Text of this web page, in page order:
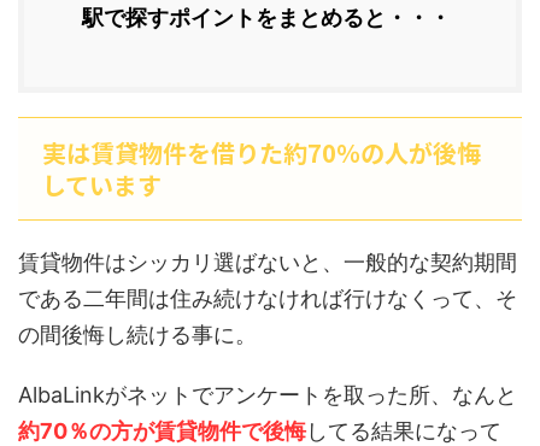
駅で探すポイントをまとめると・・・
実は賃貸物件を借りた約70％の人が後悔
しています
賃貸物件はシッカリ選ばないと、一般的な契約期間
である二年間は住み続けなければ行けなくって、そ
の間後悔し続ける事に。
AlbaLinkがネットでアンケートを取った所、なんと
約70％の方が賃貸物件で後悔してる結果になって